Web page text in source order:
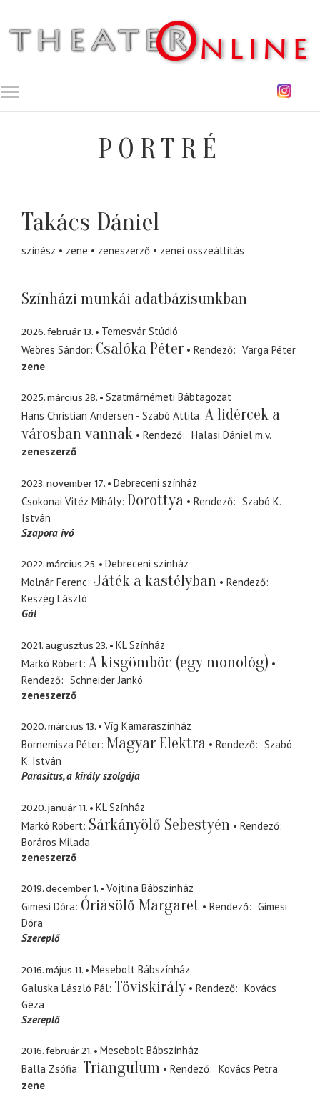
PORTRÉ
Takács Dániel
színész zene zeneszerző zenei összeállítás
Színházi munkái adatbázisunkban
2026. február 13.
Temesvár Stúdió
Weöres Sándor Csalóka Péter Rendező
Varga Péter
zene
2025. március 28.
Szatmárnémeti Bábtagozat
Hans Christian Andersen - Szabó Attila A lidércek a
városban vannak
Rendező Halasi Dániel m.v.
zeneszerző
2023. november 17.
Debreceni színház
Csokonai Vitéz Mihály Dorottya Rendező
Szabó K.
István
Szapora ivó
2022. március 25.
Debreceni színház
Molnár Ferenc Játék a kastélyban
Rendező
Keszég László
Gál
2021. augusztus 23.
KL Színház
Markó Róbert A kisgömböc (egy monológ)
Rendező
Schneider Jankó
zeneszerző
2020. március 13.
Víg Kamaraszínház
Bornemisza Péter Magyar Elektra Rendező
Szabó
K. István
Parasitus a király szolgája
2020. január 11.
KL Színház
Markó Róbert Sárkányölő Sebestyén
Rendező
Boráros Milada
zeneszerző
2019. december 1.
Vojtina Bábszínház
Gimesi Dóra Óriásölő Margaret Rendező
Gimesi
Dóra
Szereplő
2016. május 11.
Mesebolt Bábszínház
Galuska László Pál Töviskirály Rendező
Kovács
Géza
Szereplő
2016. február 21.
Mesebolt Bábszínház
Balla Zsófia Triangulum Rendező
Kovács Petra
zene